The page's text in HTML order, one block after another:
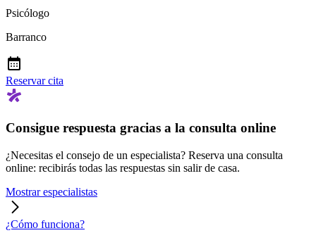
Psicólogo
Barranco
Reservar cita
Consigue respuesta gracias a la consulta online
¿Necesitas el consejo de un especialista? Reserva una consulta
online: recibirás todas las respuestas sin salir de casa.
Mostrar especialistas
¿Cómo funciona?